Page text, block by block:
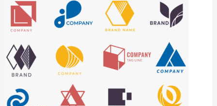
kế
Logo
tại
Ngãi
–
7
cam
kết
từ